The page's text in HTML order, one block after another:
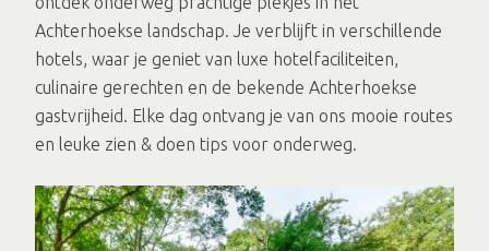
Achterhoekse landschap. Je verblijft in verschillende
hotels, waar je geniet van luxe hotelfaciliteiten,
culinaire gerechten en de bekende Achterhoekse
gastvrijheid. Elke dag ontvang je van ons mooie routes
en leuke zien & doen tips voor onderweg.